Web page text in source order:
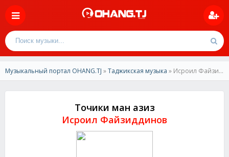
Музыкальный портал OHANG.TJ »Таджикская музыка » Исроил Файзиддинов-Точики ман азиз
Точики ман азиз
Исроил Файзиддинов